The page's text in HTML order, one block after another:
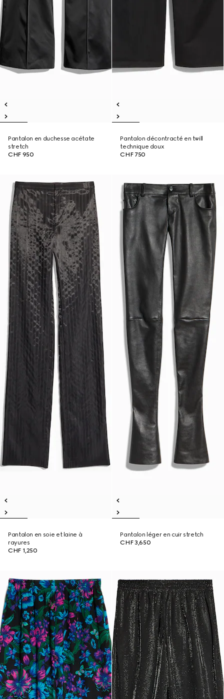
Pantalon en duchesse acétate
stretch
CHF 950
Pantalon décontracté en twill
technique doux
CHF 750
Pantalon en soie et laine à
rayures
CHF 1,250
Pantalon léger en cuir stretch
CHF 3,650
Nouveautés Nouveautés